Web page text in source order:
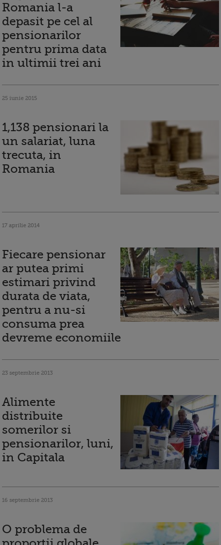
Romania l-a
depasit pe cel al
pensionarilor
pentru prima data
in ultimii trei ani
25 iunie 2015
1,138 pensionari la
un salariat, luna
trecuta, in
Romania
17 aprilie 2014
Fiecare pensionar
ar putea primi
estimari privind
durata de viata,
pentru a nu-si
consuma prea
devreme economiile
23 septembrie 2013
Alimente
distribuite
somerilor si
pensionarilor, luni,
in Capitala
16 septembrie 2013
O problema de